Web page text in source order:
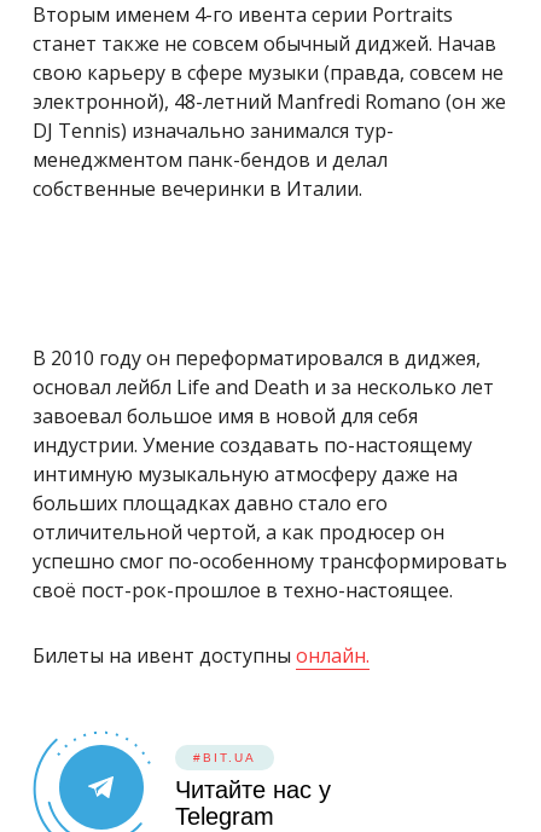
Вторым именем 4-го ивента серии Portraits
станет также не совсем обычный диджей. Начав
свою карьеру в сфере музыки (правда, совсем не
электронной), 48-летний Manfredi Romano (он же
DJ Tennis) изначально занимался тур-
менеджментом панк-бендов и делал
собственные вечеринки в Италии.
В 2010 году он переформатировался в диджея,
основал лейбл Life and Death и за несколько лет
завоевал большое имя в новой для себя
индустрии. Умение создавать по-настоящему
интимную музыкальную атмосферу даже на
больших площадках давно стало его
отличительной чертой, а как продюсер он
успешно смог по-особенному трансформировать
своё пост-рок-прошлое в техно-настоящее.
Билеты на ивент доступны онлайн.
#BIT.UA
Читайте нас у
Telegram